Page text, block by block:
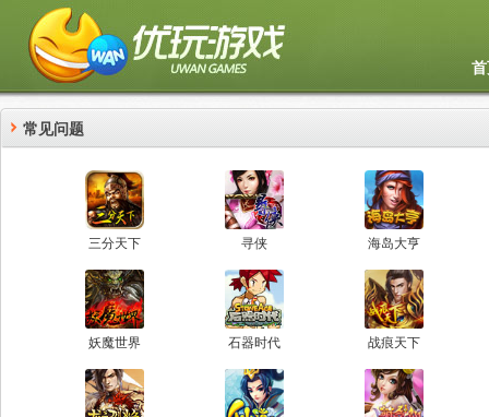
常见问题
三分天下 寻侠 海岛大亨
妖魔世界 石器时代 战痕天下